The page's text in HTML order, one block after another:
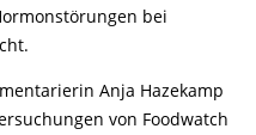
bei
Anja Hazekamp
von Foodwatch